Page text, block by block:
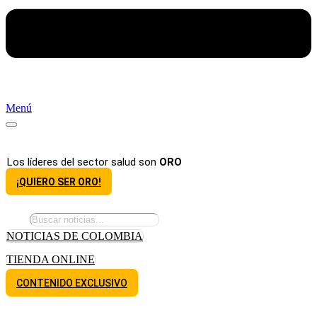
Menú
Los líderes del sector salud son ORO
¡QUIERO SER ORO!
NOTICIAS DE COLOMBIA
TIENDA ONLINE
CONTENIDO EXCLUSIVO